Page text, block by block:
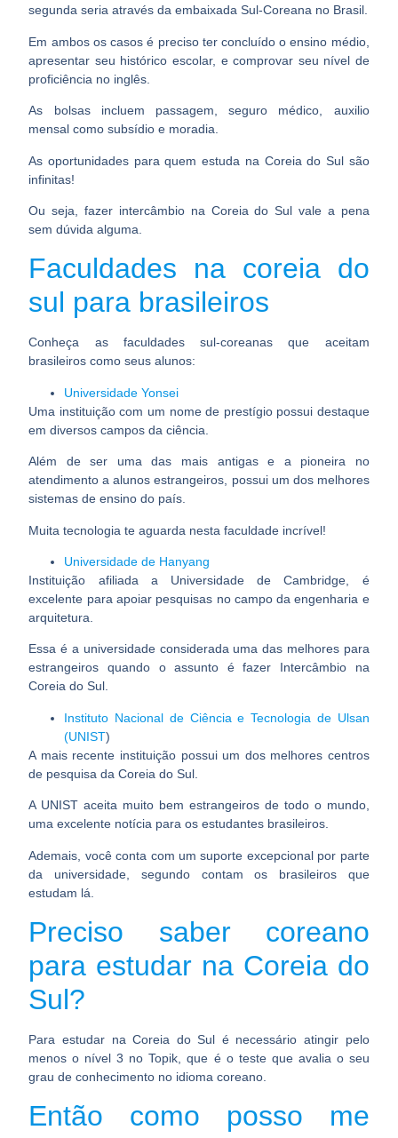
segunda seria através da embaixada Sul-Coreana no Brasil.
Em ambos os casos é preciso ter concluído o ensino médio,
apresentar seu histórico escolar, e comprovar seu nível de
proficiência no inglês.
As bolsas incluem passagem, seguro médico, auxilio
mensal como subsídio e moradia.
As oportunidades para quem estuda na Coreia do Sul são
infinitas!
Ou seja, fazer intercâmbio na Coreia do Sul vale a pena
sem dúvida alguma.
Faculdades na coreia do
sul para brasileiros
Conheça as faculdades sul-coreanas que aceitam
brasileiros como seus alunos:
Universidade Yonsei
Uma instituição com um nome de prestígio possui destaque
em diversos campos da ciência.
Além de ser uma das mais antigas e a pioneira no
atendimento a alunos estrangeiros, possui um dos melhores
sistemas de ensino do país.
Muita tecnologia te aguarda nesta faculdade incrível!
Universidade de Hanyang
Instituição afiliada a Universidade de Cambridge , é
excelente para apoiar pesquisas no campo da engenharia e
arquitetura.
Essa é a universidade considerada uma das melhores para
estrangeiros quando o assunto é fazer Intercâmbio na
Coreia do Sul.
Instituto Nacional de Ciência e Tecnologia de Ulsan
(UNIST)
A mais recente instituição possui um dos melhores centros
de pesquisa da Coreia do Sul.
A UNIST aceita muito bem estrangeiros de todo o mundo,
uma excelente notícia para os estudantes brasileiros.
Ademais, você conta com um suporte excepcional por parte
da universidade, segundo contam os brasileiros que
estudam lá.
Preciso saber coreano
para estudar na Coreia do
Sul?
Para estudar na Coreia do Sul é necessário atingir pelo
menos o nível 3 no Topik, que é o teste que avalia o seu
grau de conhecimento no idioma coreano.
Então como posso
me